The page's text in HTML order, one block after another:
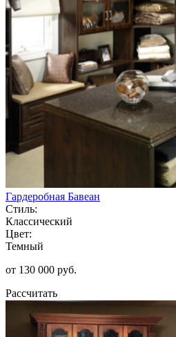
Гардеробная Бавеан
Стиль:
Классический
Цвет:
Темный
от 130 000 руб.
Рассчитать